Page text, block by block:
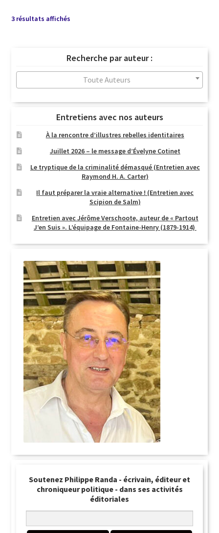
3 résultats affichésTrié
au
plus
ancien
Recherche par auteur :
Toute Auteurs
Entretiens avec nos auteurs
À la rencontre d’illustres rebelles identitaires
Juillet 2026 – le message d’Évelyne Cotinet
Le tryptique de la criminalité démasqué (Entretien avec
Raymond H. A. Carter)
Il faut préparer la vraie alternative ! (Entretien avec
Scipion de Salm)
Entretien avec Jérôme Verschoote, auteur de « Partout
J’en Suis ». L’équipage de Fontaine-Henry (1879-1914)
Soutenez Philippe Randa - écrivain, éditeur et
chroniqueur politique - dans ses activités
éditoriales